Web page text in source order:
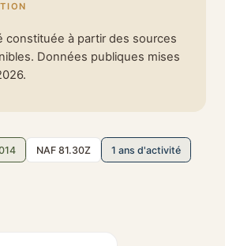
constituée à partir des sources
Données publiques mises
NAF 81.30Z 1 ans d'activité